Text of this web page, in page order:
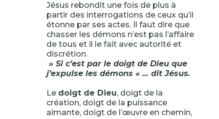
Jésus rebondit une fois de plus à
partir des interrogations de ceux qu’il
étonne par ses actes. Il faut dire que
chasser les démons n’est pas l’affaire
de tous et il le fait avec autorité et
discrétion.
» Si c’est par le doigt de Dieu que
j’expulse les démons « … dit Jésus.
Le doigt de Dieu, doigt de la
création, doigt de la puissance
aimante, doigt de l’œuvre en chemin,